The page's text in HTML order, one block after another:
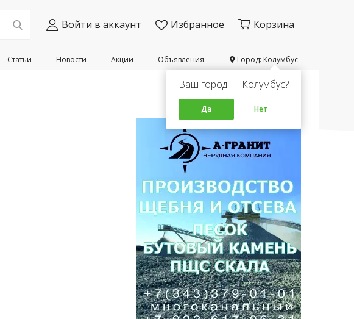
Войти в аккаунт Избранное Корзина
Город: Колумбус
Ваш город — Колумбус?
Да Нет
Объявления
Акции
Новости
Статьи